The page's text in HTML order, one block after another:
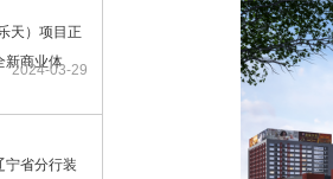
天）项目正
新商业体
2024-03-29
宁省分行装